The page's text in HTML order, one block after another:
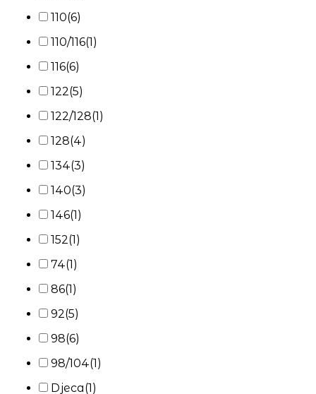
110(6)
110/116(1)
116(6)
122(5)
122/128(1)
128(4)
134(3)
140(3)
146(1)
152(1)
74(1)
86(1)
92(5)
98(6)
98/104(1)
Djeca(1)